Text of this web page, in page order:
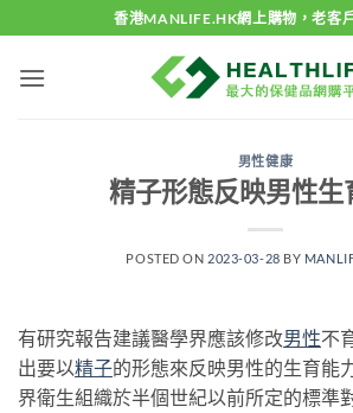
to
content
香港MANLIFE.HK網上購物，老客
男性健康
精子形態反映男性生
POSTED ON 2023-03-28 BY
有研究報告建議醫學界應該修改男性不
出要以精子的形態來反映男性的生育能
界衛生組織於半個世紀以前所定的標準